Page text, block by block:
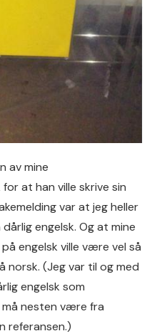
av mine
at han ville skrive sin
var at jeg heller
engelsk. Og at mine
engelsk ville være vel så
norsk. (Jeg var til og med
engelsk som
må nesten være fra
referansen.)